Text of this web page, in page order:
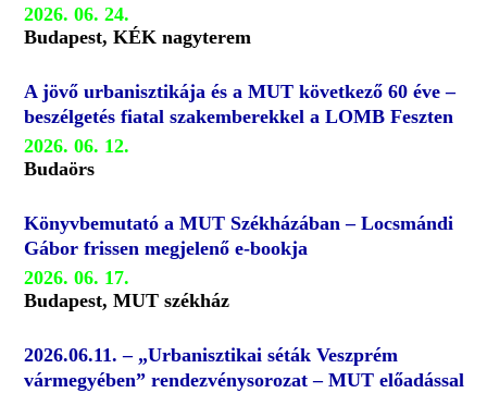
2026. 06. 24.
Budapest, KÉK nagyterem
A jövő urbanisztikája és a MUT következő 60 éve –
beszélgetés fiatal szakemberekkel a LOMB Feszten
2026. 06. 12.
Budaörs
Könyvbemutató a MUT Székházában – Locsmándi
Gábor frissen megjelenő e-bookja
2026. 06. 17.
Budapest, MUT székház
2026.06.11. – „Urbanisztikai séták Veszprém
vármegyében” rendezvénysorozat – MUT előadással